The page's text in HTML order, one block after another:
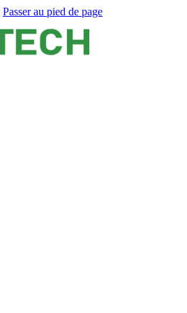
Passer au pied de page